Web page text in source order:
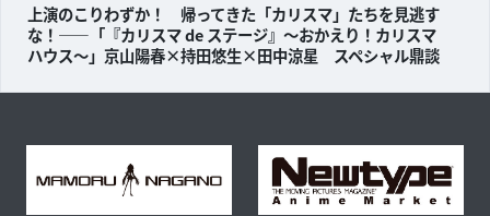
上演のこりわずか！ 帰ってきた「カリスマ」たちを見逃す
な！——「『カリスマ de ステージ』〜おかえり！カリスマ
ハウス〜」京山陽春×持田悠生×田中涼星 スペシャル鼎談